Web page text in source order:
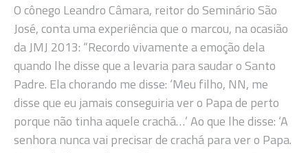
O cônego Leandro Câmara, reitor do Seminário São
José, conta uma experiência que o marcou, na ocasião
da JMJ 2013: “Recordo vivamente a emoção dela
quando lhe disse que a levaria para saudar o Santo
Padre. Ela chorando me disse: ‘Meu filho, NN, me
disse que eu jamais conseguiria ver o Papa de perto
porque não tinha aquele crachá…’ Ao que lhe disse: ‘A
senhora nunca vai precisar de crachá para ver o Papa.